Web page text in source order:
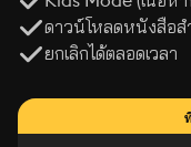
ดาวน์โหลดหนังสือส
ยกเลิกได้ตลอดเวลา